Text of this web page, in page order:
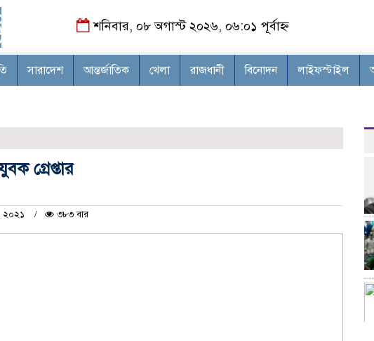
শনিবার, ০৮ অগাস্ট ২০২৬, ০৬:০১ পূর্বাহ্ন
সারাদেশ আন্তর্জাতিক খেলা রাজধানী বিনোদন লাইফস্টাইল
গ্রেপ্তার
২০২১ ৩৮৩ বার